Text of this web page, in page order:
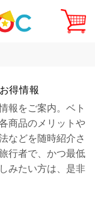
お得情報
報をご案内。ベト
商品のメリットや
などを随時紹介さ
行者で、かつ最低
みたい方は、是非